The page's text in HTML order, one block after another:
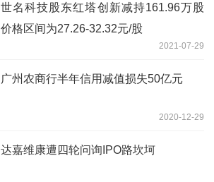
世名科技股东红塔创新减持161.96万股
价格区间为27.26-32.32元/股
2021-07-29
广州农商行半年信用减值损失50亿元
2020-12-29
达嘉维康遭四轮问询IPO路坎坷